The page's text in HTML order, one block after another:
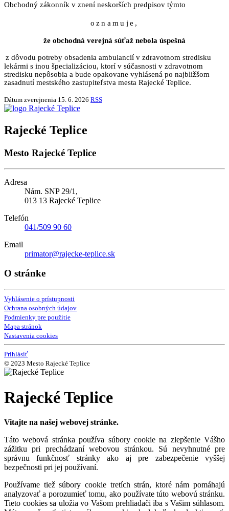
Obchodný zákonník v znení neskorších predpisov týmto
oznamuje,
že obchodná verejná súťaž nebola úspešná
z dôvodu potreby obsadenia ambulancií v zdravotnom stredisku
lekármi s inou špecializáciou, ktorí v súčasnosti v zdravotnom
stredisku nepôsobia a bude opakovane vyhlásená po najbližšom
zasadnutí mestského zastupiteľstva mesta Rajecké Teplice.
Dátum zverejnenia 15. 6. 2026 RSS
Rajecké Teplice
Mesto Rajecké Teplice
Adresa
Nám. SNP 29/1,
013 13 Rajecké Teplice
Telefón
041/509 90 60
Email
primator@rajecke-teplice.sk
O stránke
Vyhlásenie o prístupnosti
Ochrana osobných údajov
Podmienky pre použitie
Mapa stránok
Nastavenia cookies
Prihlásiť
© 2023 Mesto Rajecké Teplice
Rajecké Teplice
Vitajte na našej webovej stránke.
Táto webová stránka používa súbory cookie na zlepšenie Vášho
zážitku pri prechádzaní webovou stránkou. Sú nevyhnutné pre
správnu funkčnosť stránky ako aj pre zabezpečenie vyššej
bezpečnosti pri jej používaní.
Používame tiež súbory cookie tretích strán, ktoré nám pomáhajú
analyzovať a porozumieť tomu, ako používate túto webovú stránku.
Tieto cookies sa uložia vo Vašom prehliadači iba s Vašim súhlasom.